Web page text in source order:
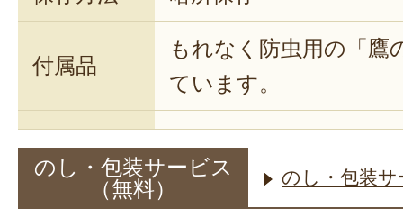
付属品
もれなく防虫用の「鷹
ています。
のし・包装サービス
（無料）
のし・包装